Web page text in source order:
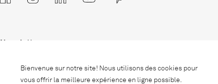
Newsletter
Abonnez-vous à notre newsletter et
soyez informé des promotions, des
Bienvenue sur notre site! Nous utilisons des cookies pour
vous offrir la meilleure expérience en ligne possible.